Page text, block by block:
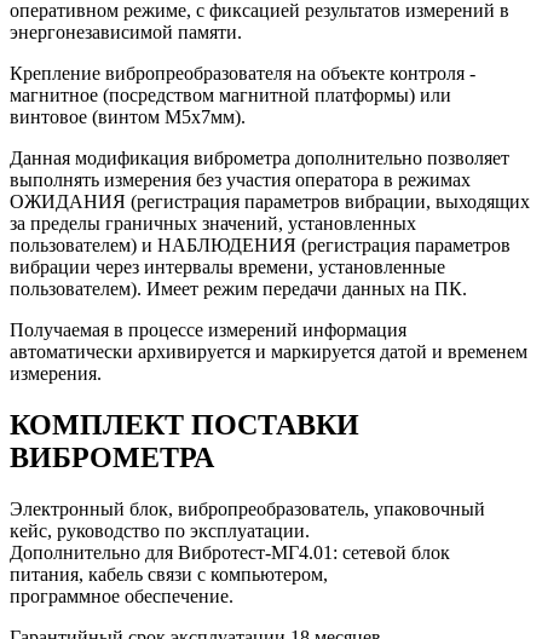
оперативном режиме, с фиксацией результатов измерений в
энергонезависимой памяти.
Крепление вибропреобразователя на объекте контроля -
магнитное (посредством магнитной платформы) или
винтовое (винтом М5х7мм).
Данная модификация виброметра дополнительно позволяет
выполнять измерения без участия оператора в режимах
ОЖИДАНИЯ (регистрация параметров вибрации, выходящих
за пределы граничных значений, установленных
пользователем) и НАБЛЮДЕНИЯ (регистрация параметров
вибрации через интервалы времени, установленные
пользователем). Имеет режим передачи данных на ПК.
Получаемая в процессе измерений информация
автоматически архивируется и маркируется датой и временем
измерения.
КОМПЛЕКТ ПОСТАВКИ
ВИБРОМЕТРА
Электронный блок, вибропреобразователь, упаковочный
кейс, руководство по эксплуатации.
Дополнительно для Вибротест-МГ4.01: сетевой блок
питания, кабель связи с компьютером,
программное обеспечение.